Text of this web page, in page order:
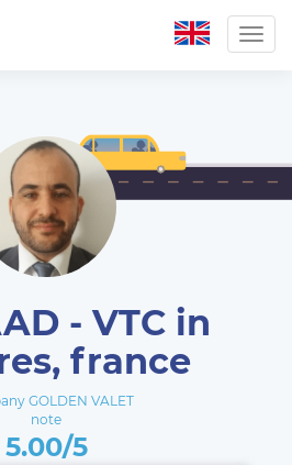
- VTC in
france
GOLDEN VALET
note
5.00/5